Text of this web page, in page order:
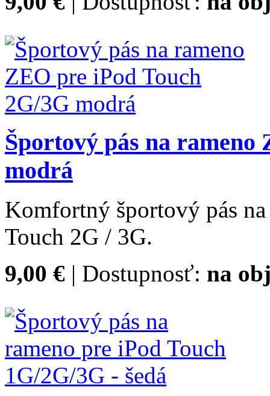
Športový pás na rameno
modrá
Komfortný športový pás
Touch 2G / 3G.
9,00 € | Dostupnosť: na